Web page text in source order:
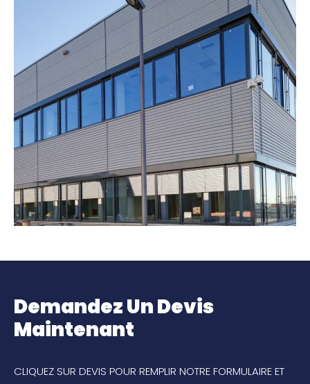
Demandez Un Devis
Maintenant
CLIQUEZ SUR DEVIS POUR REMPLIR NOTRE FORMULAIRE ET